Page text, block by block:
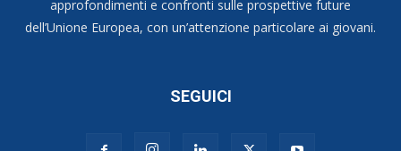
approfondimenti e confronti sulle prospettive future
dell’Unione Europea, con un’attenzione particolare ai giovani.
SEGUICI